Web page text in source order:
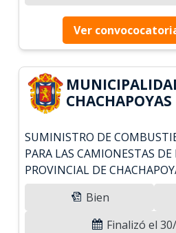
Ver
SUMINISTRO DE
PARA LAS CAMIONESTAS
PROVINCIAL DE
Bien
Finalizó el